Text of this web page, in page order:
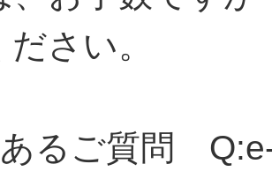
さい。
るご質問